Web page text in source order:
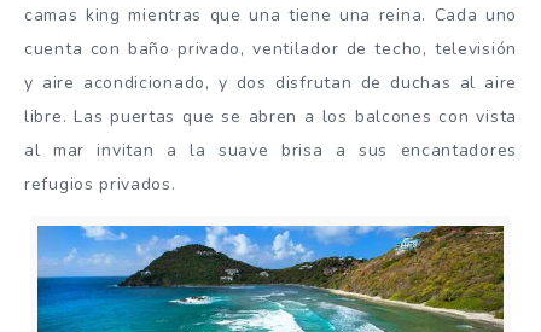
camas king mientras que una tiene una reina. Cada uno
cuenta con baño privado, ventilador de techo, televisión
y aire acondicionado, y dos disfrutan de duchas al aire
libre. Las puertas que se abren a los balcones con vista
al mar invitan a la suave brisa a sus encantadores
refugios privados.